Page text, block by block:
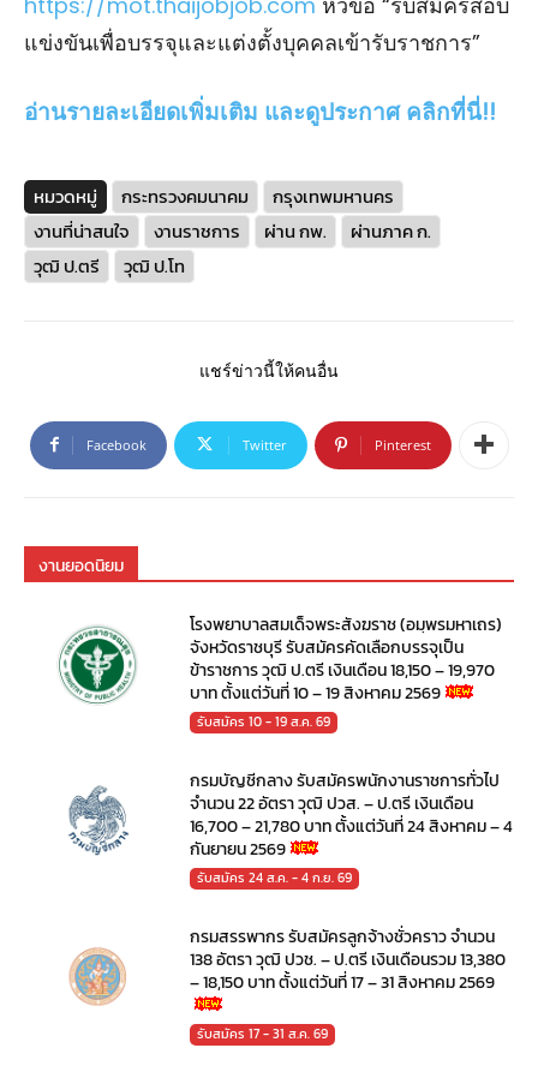
แข่งขันเพื่อบรรจุและแต่งตั้งบุคคลเข้ารับราชการ”
อ่านรายละเอียดเพิ่มเติม และดูประกาศ คลิกที่นี่!!
หมวดหมู่ กระทรวงคมนาคม
กรุงเทพมหานคร
งานที่น่าสนใจ
งานราชการ ผ่าน กพ.
ผ่านภาค ก.
วุฒิ ป.ตรี
วุฒิ ป.โท
แชร์ข่าวนี้ให้คนอื่น
Facebook Twitter Pinterest
งานยอดนิยม
โรงพยาบาลสมเด็จพระสังฆราช (อมฺพรมหาเถร)
จังหวัดราชบุรี รับสมัครคัดเลือกบรรจุเป็น
ข้าราชการ วุฒิ ป.ตรี เงินเดือน 18,150 – 19,970
บาท ตั้งแต่วันที่ 10 – 19 สิงหาคม 2569
รับสมัคร 10 - 19 ส.ค. 69
กรมบัญชีกลาง รับสมัครพนักงานราชการทั่วไป
จำนวน 22 อัตรา วุฒิ ปวส. – ป.ตรี เงินเดือน
16,700 – 21,780 บาท ตั้งแต่วันที่ 24 สิงหาคม – 4
กันยายน 2569
รับสมัคร 24 ส.ค. - 4 ก.ย. 69
กรมสรรพากร รับสมัครลูกจ้างชั่วคราว จำนวน
138 อัตรา วุฒิ ปวช. – ป.ตรี เงินเดือนรวม 13,380
– 18,150 บาท ตั้งแต่วันที่ 17 – 31 สิงหาคม 2569
รับสมัคร 17 - 31 ส.ค. 69